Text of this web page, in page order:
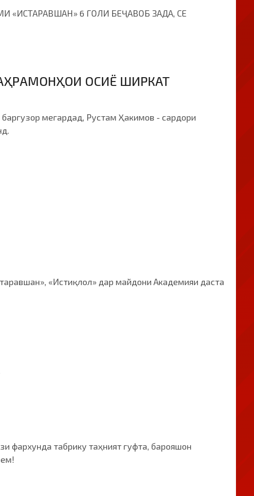
«ИСТАРАВШАН» 6 ГОЛИ БЕҶАВОБ ЗАДА, СЕ
ОСИЁ ШИРКАТ
мегардад, Рустам Ҳакимов - сардори
«Истиқлол» дар майдони Академияи даста
фархунда табрику таҳният гуфта, барояшон